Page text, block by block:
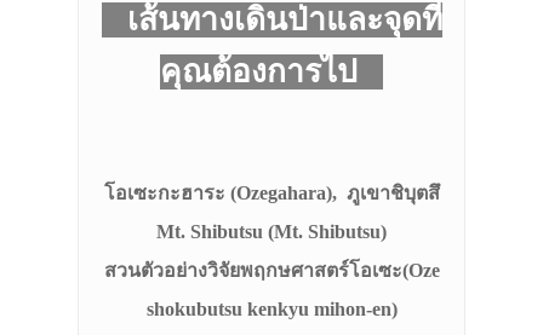
เส้นทางเดินป่าและจุดที่
คุณต้องการไป
โอเซะกะฮาระ (Ozegahara), ภูเขาชิบุตสึ
Mt. Shibutsu (Mt. Shibutsu)
สวนตัวอย่างวิจัยพฤกษศาสตร์โอเซะ(Oze
shokubutsu kenkyu mihon-en)